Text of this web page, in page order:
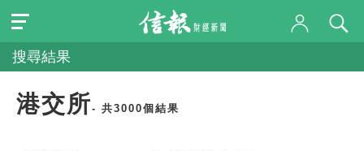
搜尋結果
港交所- 共3000個結果